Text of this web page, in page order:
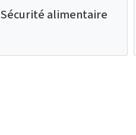
Sécurité alimentaire